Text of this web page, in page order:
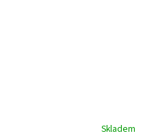
Skladem